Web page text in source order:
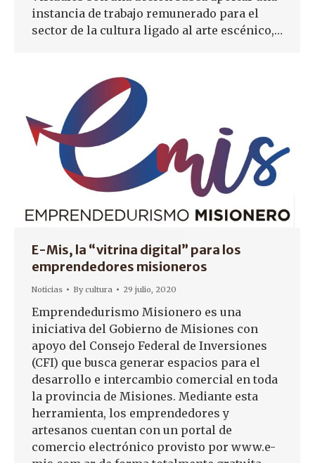
instancia de trabajo remunerado para el
sector de la cultura ligado al arte escénico,…
E-Mis, la “vitrina digital” para los
emprendedores misioneros
Noticias Bycultura 29 julio, 2020
Emprendedurismo Misionero es una
iniciativa del Gobierno de Misiones con
apoyo del Consejo Federal de Inversiones
(CFI) que busca generar espacios para el
desarrollo e intercambio comercial en toda
la provincia de Misiones. Mediante esta
herramienta, los emprendedores y
artesanos cuentan con un portal de
comercio electrónico provisto por www.e-